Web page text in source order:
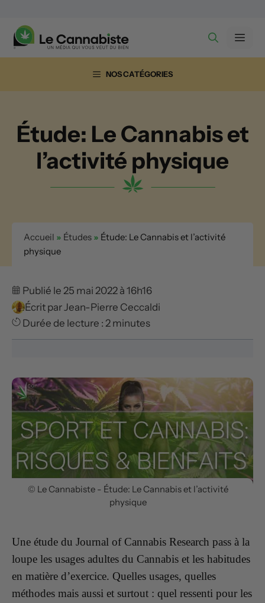
contenu
NOS CATÉGORIES
Étude: Le Cannabis et
l’activité physique
Accueil » Études » Étude: Le Cannabis et l’activité
physique
Publié le 25 mai 2022 à 16h16
Écrit par Jean-Pierre Ceccaldi
Durée de lecture : 2 minutes
© Le Cannabiste - Étude: Le Cannabis et l’activité
physique
Une étude du Journal of Cannabis Research pass à la
loupe les usages adultes du Cannabis et les habitudes
en matière d’exercice. Quelles usages, quelles
méthodes mais aussi et surtout : quel ressenti pour les